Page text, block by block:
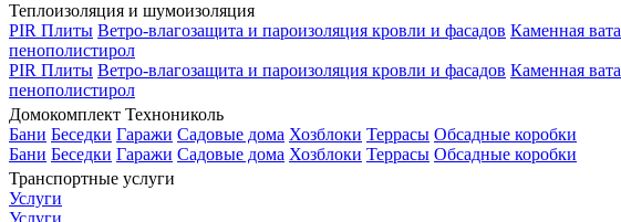
Теплоизоляция и шумоизоляция
PIR Плиты Ветро-влагозащита и пароизоляция кровли и фасадов Каменная вата
пенополистирол
PIR Плиты Ветро-влагозащита и пароизоляция кровли и фасадов Каменная вата
пенополистирол
Домокомплект Технониколь
Бани Беседки Гаражи Садовые дома Хозблоки Террасы Обсадные коробки
Бани Беседки Гаражи Садовые дома Хозблоки Террасы Обсадные коробки
Транспортные услуги
Услуги
Услуги